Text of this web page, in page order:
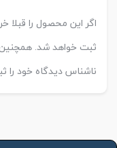
اگر این محصول را قبلا
ثبت خواهد شد.
ناشناس دیدگاه خود را